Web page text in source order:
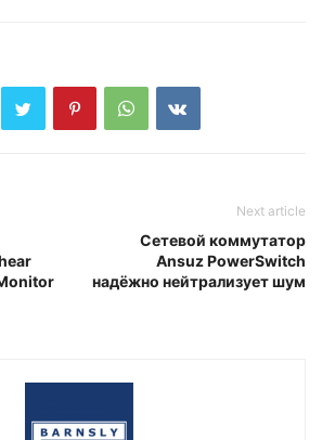
Next article
Сетевой коммутатор
Ansuz PowerSwitch
надёжно нейтрализует шум